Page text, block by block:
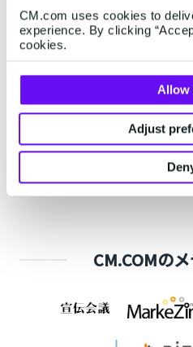
CM.com uses cookies to
experience. By clicking
cookies.
Allow
Adjust
メールソフトと
メール配信ツール
開発不要で導入
API実装なく、
CM.COMの